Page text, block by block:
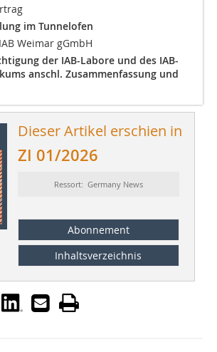
im Tunnelofen
Weimar gGmbH
der IAB-Labore und des IAB-
anschl. Zusammenfassung und
Dieser Artikel erschien in
ZI 01/2026
Ressort: Germany News
Abonnement
Inhaltsverzeichnis